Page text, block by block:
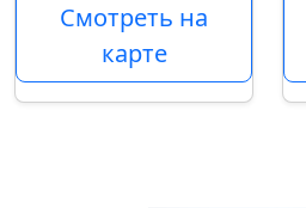
Смотреть на
карте